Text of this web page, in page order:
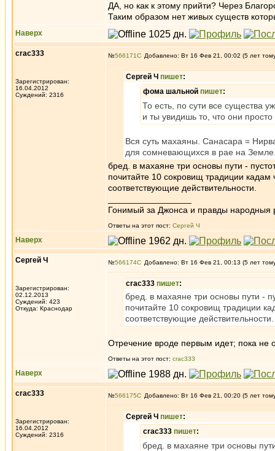
ДА, но как к этому прийти? Через
Таким образом нет живых существ
Наверх
crac333
Зарегистрирован:
16.04.2012
Суждений: 2316
№566171 Добавлено: Вт 16 Фев 21, 00:02 (5 лет
Сергей Ч пишет:
фома шальной пишет:
То есть, по сути все существа
и ты увидишь то, что они
Вся суть махаяны. Санасара =
для сомневающихся в рае на
бред. в махаяне три основы пути -
почитайте 10 сокровищ традиции
соответствующие действительности.
Гонимый за Джонса и правды народныя
Ответы на этот пост: Сергей Ч
Наверх
Сергей Ч
Зарегистрирован:
02.12.2013
Суждений: 423
Откуда: Краснодар
№566174 Добавлено: Вт 16 Фев 21, 00:13 (5 лет
crac333 пишет:
бред. в махаяне три основы пути -
почитайте 10 сокровищ традиции
соответствующие действительности.
Отречение вроде первым идет; пока не
Ответы на этот пост: crac333
Наверх
crac333
Зарегистрирован:
16.04.2012
Суждений: 2316
№566175 Добавлено: Вт 16 Фев 21, 00:20 (5 лет
Сергей Ч пишет:
crac333 пишет:
бред. в махаяне три основы